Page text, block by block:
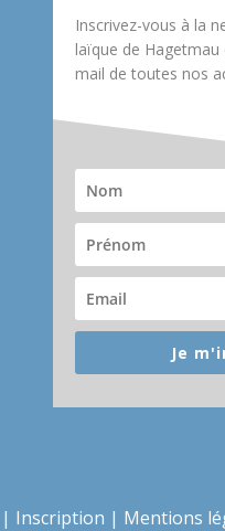
Inscrivez-vous à la
laïque de
mail de toutes nos
Je
Inscription | Mentions